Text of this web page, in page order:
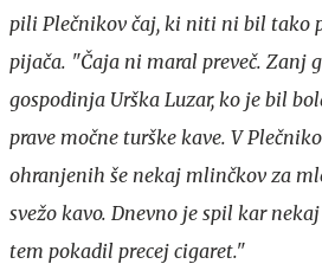
pili Plečnikov čaj, ki niti ni bil tako
pijača. "Čaja ni maral preveč. Zanj
gospodinja Urška Luzar, ko je bil
prave močne turške kave. V
ohranjenih še nekaj mlinčkov za
svežo kavo. Dnevno je spil kar
tem pokadil precej cigaret."